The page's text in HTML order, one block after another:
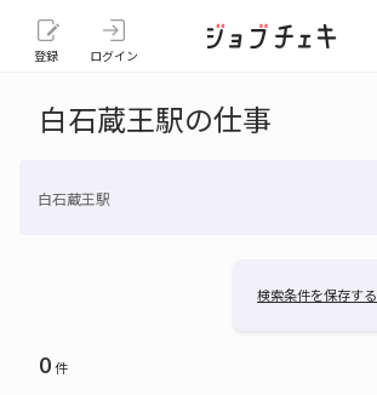
登録 ログイン
白石蔵王駅の仕事
白石蔵王駅
検索条件を保存する
0件